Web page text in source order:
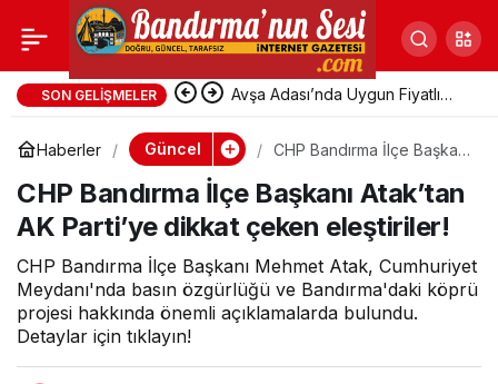
SON GELIŞMELER Avşa Adası’nda Uygun Fiyatlı
Pansiyonlara Yoğun Talep
Haberler Güncel
CHP Bandırma İlçe Başkanı
çeken eleştiriler!
CHP Bandırma İlçe Başkanı Atak’tan
AK Parti’ye dikkat çeken eleştiriler!
CHP Bandırma İlçe Başkanı Mehmet Atak, Cumhuriyet
Meydanı'nda basın özgürlüğü ve Bandırma'daki köprü
projesi hakkında önemli açıklamalarda bulundu.
Detaylar için tıklayın!
CHP Bandırma İlçe
Başkanı Atak’tan AK
Parti’ye dikkat çeken
eleştiriler!